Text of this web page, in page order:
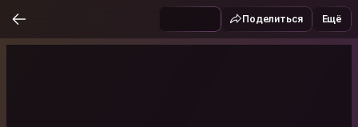
Поделиться Ещё